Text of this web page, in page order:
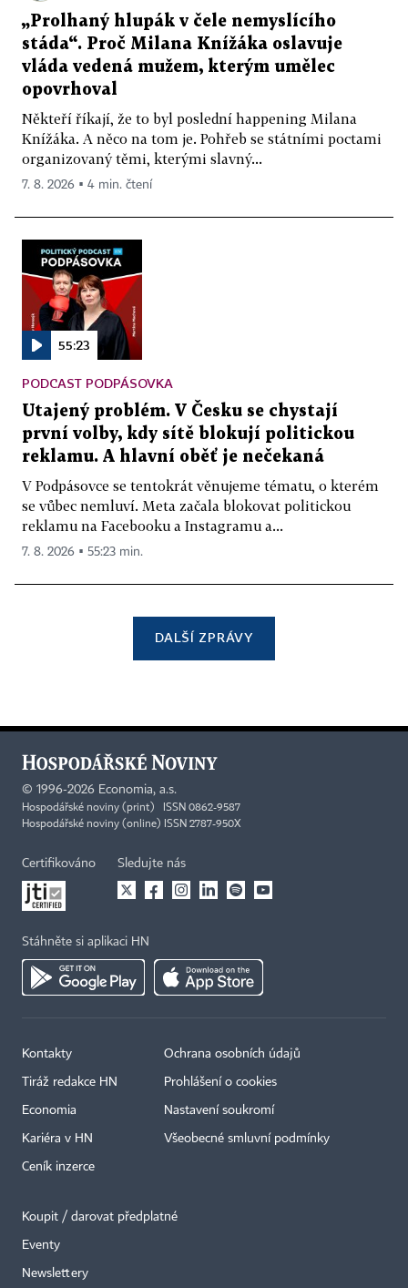
„Prolhaný hlupák v čele nemyslícího
stáda“. Proč Milana Knížáka oslavuje
vláda vedená mužem, kterým umělec
opovrhoval
Někteří říkají, že to byl poslední happening Milana
Knížáka. A něco na tom je. Pohřeb se státními poctami
organizovaný těmi, kterými slavný...
7. 8. 2026 ▪ 4 min. čtení
55:23
PODCAST PODPÁSOVKA
Utajený problém. V Česku se chystají
první volby, kdy sítě blokují politickou
reklamu. A hlavní oběť je nečekaná
V Podpásovce se tentokrát věnujeme tématu, o kterém
se vůbec nemluví. Meta začala blokovat politickou
reklamu na Facebooku a Instagramu a...
7. 8. 2026 ▪ 55:23 min.
DALŠÍ ZPRÁVY
© 1996-2026 Economia, a.s.
Hospodářské noviny (print) ISSN 0862-9587
Hospodářské noviny (online) ISSN 2787-950X
Certifikováno Sledujte nás
Stáhněte si aplikaci HN
Kontakty
Tiráž redakce HN
Economia
Kariéra v HN
Ceník inzerce
Ochrana osobních údajů
Prohlášení o cookies
Nastavení soukromí
Všeobecné smluvní podmínky
Koupit / darovat předplatné
Eventy
Newslettery